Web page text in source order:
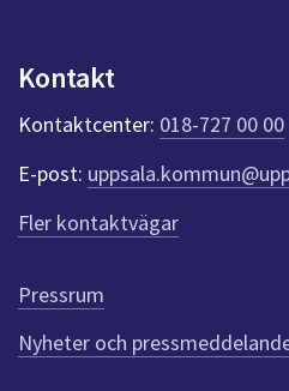
k
e
r
f
ö
r
e
n
n
a
Kontakt
Kontaktcenter: 018-727 00 00
E-post:
Fler kontaktvägar
Pressrum
Nyheter och